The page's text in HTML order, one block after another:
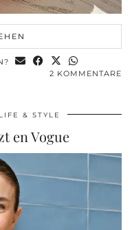
2 KOMMENTARE
LIFE & STYLE
en Vogue